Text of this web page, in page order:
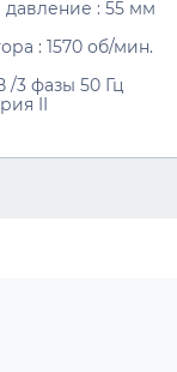
давление : 55 мм
: 1570 об/мин.
/3 фазы 50 Гц
II